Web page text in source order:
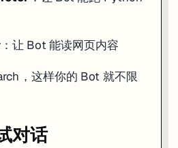
：让 Bot 能读网页内容
，这样你的 Bot 就不限
对话